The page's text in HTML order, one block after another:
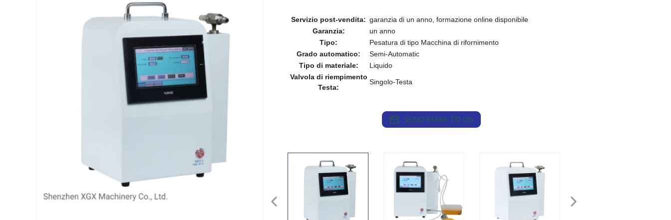
Servizio post-vendita: garanzia di un anno, formazione online disponibile
Garanzia:
un anno
Tipo:
Pesatura di tipo Macchina di rifornimento
Grado automatico:
Semi-Automatic
Tipo di materiale:
Liquido
Valvola di riempimento
Testa:
Singolo-Testa
SEND EMAIL TO US